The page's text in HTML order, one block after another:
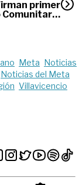
primer
Comunitario
Meta Noticias
Noticias del Meta
Villavicencio